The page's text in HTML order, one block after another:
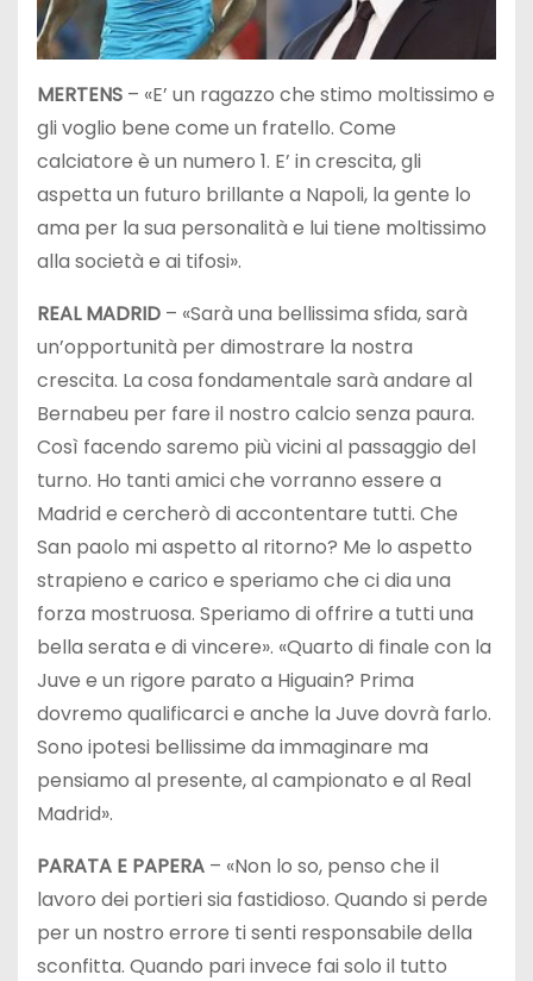
MERTENS – «E’ un ragazzo che stimo moltissimo e
gli voglio bene come un fratello. Come
calciatore è un numero 1. E’ in crescita, gli
aspetta un futuro brillante a Napoli, la gente lo
ama per la sua personalità e lui tiene moltissimo
alla società e ai tifosi».
REAL MADRID – «Sarà una bellissima sfida, sarà
un’opportunità per dimostrare la nostra
crescita. La cosa fondamentale sarà andare al
Bernabeu per fare il nostro calcio senza paura.
Così facendo saremo più vicini al passaggio del
turno. Ho tanti amici che vorranno essere a
Madrid e cercherò di accontentare tutti. Che
San paolo mi aspetto al ritorno? Me lo aspetto
strapieno e carico e speriamo che ci dia una
forza mostruosa. Speriamo di offrire a tutti una
bella serata e di vincere». «Quarto di finale con la
Juve e un rigore parato a Higuain? Prima
dovremo qualificarci e anche la Juve dovrà farlo.
Sono ipotesi bellissime da immaginare ma
pensiamo al presente, al campionato e al Real
Madrid».
PARATA E PAPERA – «Non lo so, penso che il
lavoro dei portieri sia fastidioso. Quando si perde
per un nostro errore ti senti responsabile della
sconfitta. Quando pari invece fai solo il tutto